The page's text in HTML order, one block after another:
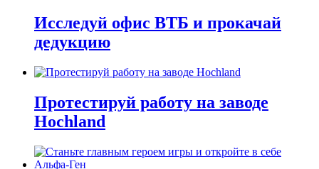
Исследуй офис ВТБ и прокачай
дедукцию
Протестируй работу на заводе
Hochland